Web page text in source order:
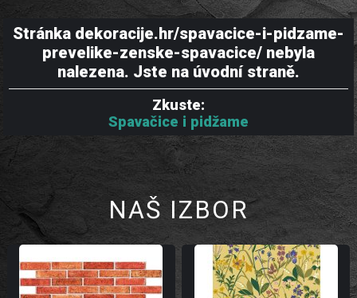
Stránka dekoracije.hr/spavacice-i-pidzame-
prevelike-zenske-spavacice/ nebyla
nalezena. Jste na úvodní straně.
Zkuste:
Spavačice i pidžame
NAŠ IZBOR